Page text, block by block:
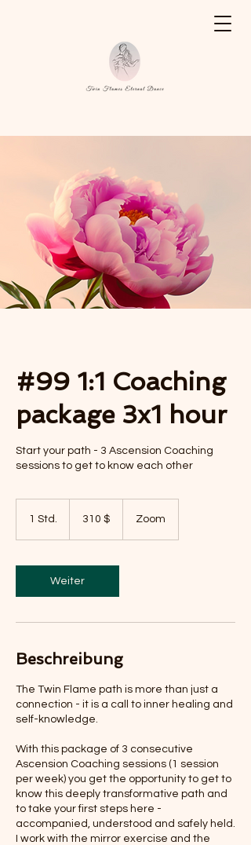
#99 1:1 Coaching
package 3x1 hour
Start your path - 3 Ascension Coaching
sessions to get to know each other
1 Std.
d
Dollar310 $ Zoom
Weiter
Beschreibung
The Twin Flame path is more than just a
connection - it is a call to inner healing and
self-knowledge.
With this package of 3 consecutive
Ascension Coaching sessions (1 session
per week) you get the opportunity to get to
know this deeply transformative path and
to take your first steps here -
accompanied, understood and safely held.
I work with the mirror exercise and the